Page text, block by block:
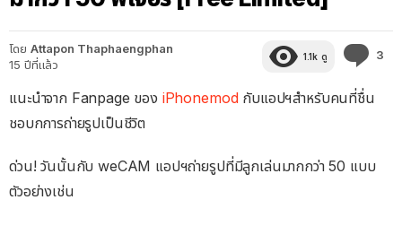
โดย Attapon Thaphaengphan
15 ปีที่แล้ว
1.1k ดู 3
แนะนำจาก Fanpage ของ iPhonemod กับแอปฯสำหรับคนที่ชื่น
ชอบกการถ่ายรูปเป็นชีวิต
ด่วน! วันนั้นกับ weCAM แอปฯถ่ายรูปที่มีลูกเล่นมากกว่า 50 แบบ
ตัวอย่างเช่น